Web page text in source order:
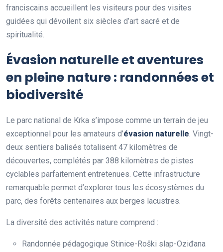
franciscains accueillent les visiteurs pour des visites
guidées qui dévoilent six siècles d’art sacré et de
spiritualité.
Évasion naturelle et aventures
en pleine nature : randonnées et
biodiversité
Le parc national de Krka s’impose comme un terrain de jeu
exceptionnel pour les amateurs d’évasion naturelle. Vingt-
deux sentiers balisés totalisent 47 kilomètres de
découvertes, complétés par 388 kilomètres de pistes
cyclables parfaitement entretenues. Cette infrastructure
remarquable permet d’explorer tous les écosystèmes du
parc, des forêts centenaires aux berges lacustres.
La diversité des activités nature comprend :
Randonnée pédagogique Stinice-Roški slap-Oziđana